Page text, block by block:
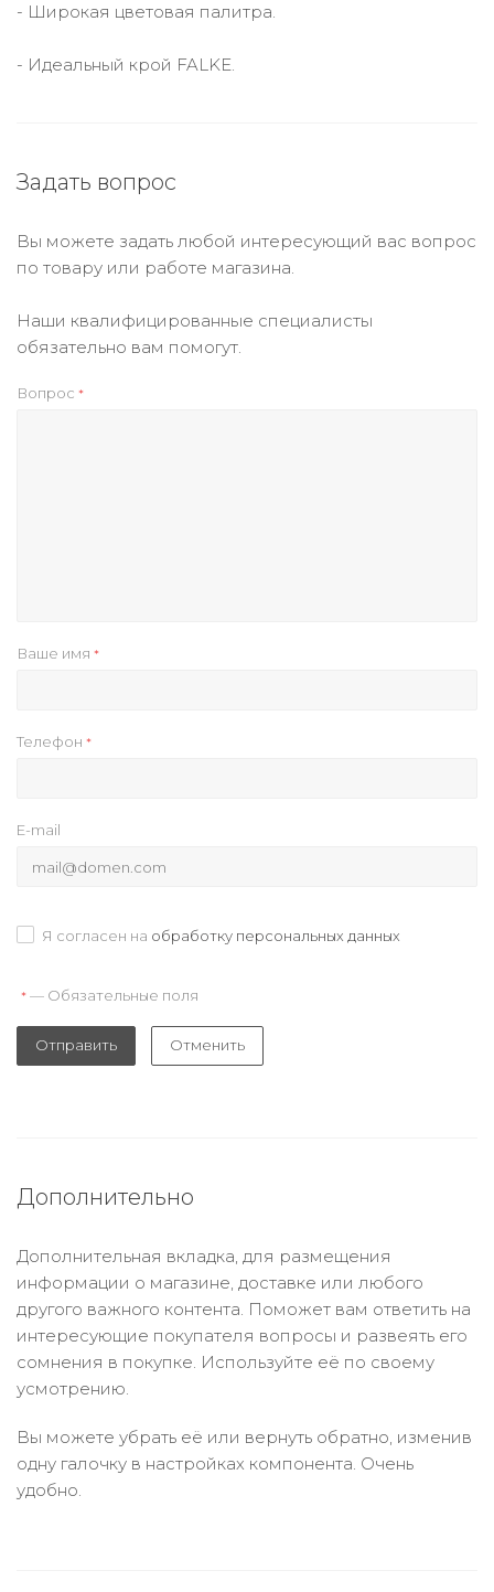
- Широкая цветовая палитра.
- Идеальный крой FALKE.
Задать вопрос
Вы можете задать любой интересующий вас вопрос
по товару или работе магазина.
Наши квалифицированные специалисты
обязательно вам помогут.
Вопрос *
Ваше имя *
Телефон *
E-mail
Я согласен на обработку персональных данных
* — Обязательные поля
Отправить Отменить
Дополнительно
Дополнительная вкладка, для размещения
информации о магазине, доставке или любого
другого важного контента. Поможет вам ответить на
интересующие покупателя вопросы и развеять его
сомнения в покупке. Используйте её по своему
усмотрению.
Вы можете убрать её или вернуть обратно, изменив
одну галочку в настройках компонента. Очень
удобно.